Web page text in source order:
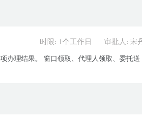
时限: 1个工作日 审批人: 宋
办理结果。 窗口领取、代理人领取、委托送